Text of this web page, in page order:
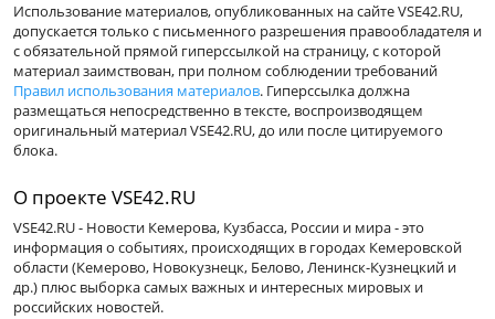
Использование материалов, опубликованных на сайте VSE42.RU,
допускается только с письменного разрешения правообладателя и
с обязательной прямой гиперссылкой на страницу, с которой
материал заимствован, при полном соблюдении требований
Правил использования материалов. Гиперссылка должна
размещаться непосредственно в тексте, воспроизводящем
оригинальный материал VSE42.RU, до или после цитируемого
блока.
О проекте VSE42.RU
VSE42.RU - Новости Кемерова, Кузбасса, России и мира - это
информация о событиях, происходящих в городах Кемеровской
области (Кемерово, Новокузнецк, Белово, Ленинск-Кузнецкий и
др.) плюс выборка самых важных и интересных мировых и
российских новостей.